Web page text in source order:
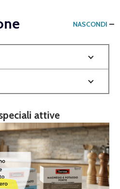
NASCONDI
attive